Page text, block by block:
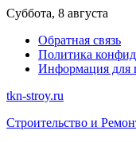
Перейти
содержимому
Суббота, 8 августа
Обратная связь
Политика
Информация для
tkn-stroy.ru
Строительство и